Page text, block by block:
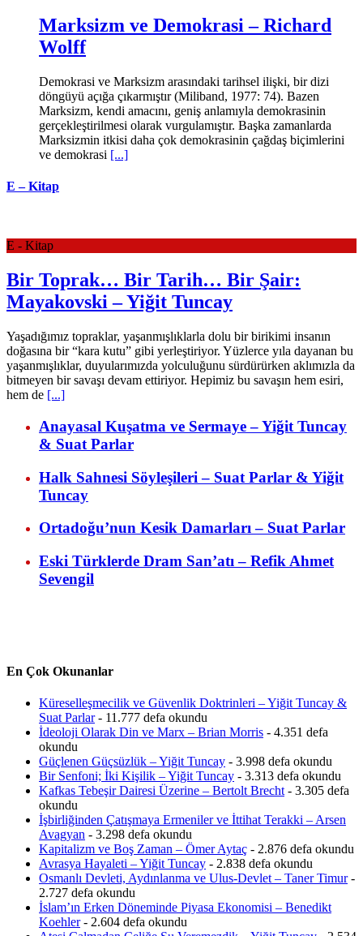
Marksizm ve Demokrasi – Richard
Wolff
Demokrasi ve Marksizm arasındaki tarihsel ilişki, bir dizi
döngüyü açığa çıkarmıştır (Miliband, 1977: 74). Bazen
Marksizm, kendi amacını, geniş anlamıyla de­mokrasinin
gerçekleştirilmesi olarak vurgulamıştır. Başka za­manlarda
Marksizmin itkisi daha çok demokrasinin çağdaş biçimlerini
ve demokrasi [...]
E – Kitap
E - Kitap
Bir Toprak… Bir Tarih… Bir Şair:
Mayakovski – Yiğit Tuncay
Yaşadığımız topraklar, yaşanmışlıklarla dolu bir birikimi insanın
doğasına bir “kara kutu” gibi yerleştiriyor. Yüzlerce yıla dayanan bu
yaşanmışlıklar, duyularımızda yolculuğunu sürdürürken aklımızla da
bitmeyen bir savaşı devam ettiriyor. Hepimiz bu savaşın hem esiri,
hem de [...]
Anayasal Kuşatma ve Sermaye – Yiğit Tuncay
& Suat Parlar
Halk Sahnesi Söyleşileri – Suat Parlar & Yiğit
Tuncay
Ortadoğu’nun Kesik Damarları – Suat Parlar
Eski Türklerde Dram San’atı – Refik Ahmet
Sevengil
En Çok Okunanlar
Küreselleşmecilik ve Güvenlik Doktrinleri – Yiğit Tuncay &
Suat Parlar- 11.777 defa okundu
İdeoloji Olarak Din ve Marx – Brian Morris - 4.351 defa
okundu
Güçlenen Güçsüzlük – Yiğit Tuncay - 3.998 defa okundu
Bir Senfoni; İki Kişilik – Yiğit Tuncay - 3.313 defa okundu
Kafkas Tebeşir Dairesi Üzerine – Bertolt Brecht - 3.305 defa
okundu
İşbirliğinden Çatışmaya Ermeniler ve İttihat Terakki – Arsen
Avagyan - 3.298 defa okundu
Kapitalizm ve Boş Zaman – Ömer Aytaç - 2.876 defa okundu
Avrasya Hayaleti – Yiğit Tuncay - 2.838 defa okundu
Osmanlı Devleti, Aydınlanma ve Ulus-Devlet – Taner Timur-
2.727 defa okundu
İslam’ın Erken Döneminde Piyasa Ekonomisi – Benedikt
Koehler- 2.604 defa okundu